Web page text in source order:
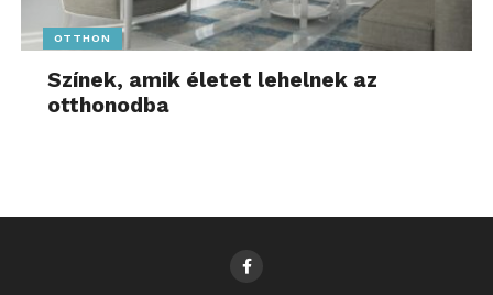
OTTHON
Színek, amik életet lehelnek az
otthonodba